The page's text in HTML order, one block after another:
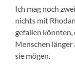
Ich mag noch
nichts mit
gefallen könnten,
Menschen
sie mögen.